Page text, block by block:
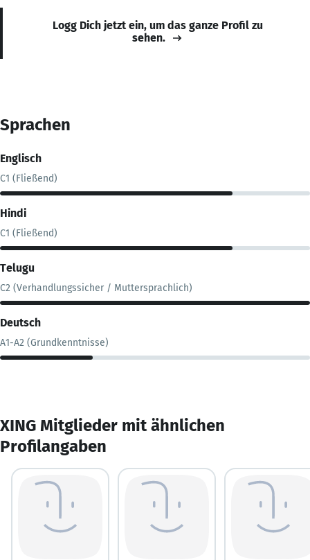
Logg Dich jetzt ein, um das ganze Profil zu
sehen.
Sprachen
Englisch
C1 (Fließend)
Hindi
C1 (Fließend)
Telugu
C2 (Verhandlungssicher / Muttersprachlich)
Deutsch
A1-A2 (Grundkenntnisse)
XING Mitglieder mit ähnlichen
Profilangaben